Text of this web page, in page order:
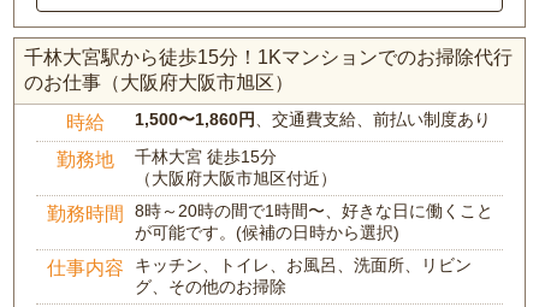
千林大宮駅から徒歩15分！1Kマンションでのお掃除代行
のお仕事（大阪府大阪市旭区）
時給 1,500〜1,860円 、交通費支給、前払い制度あり
勤務地
千林大宮 徒歩15分
（大阪府大阪市旭区付近）
勤務時間
8時～20時の間で1時間〜、好きな日に働くこと
が可能です。(候補の日時から選択)
仕事内容
キッチン、トイレ、お風呂、洗面所、リビン
グ、その他のお掃除